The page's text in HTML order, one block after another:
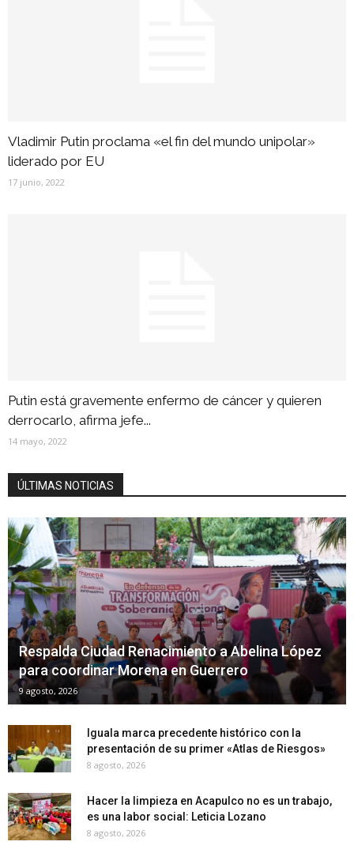
Vladimir Putin proclama «el fin del mundo unipolar»
liderado por EU
17 junio, 2022
Putin está gravemente enfermo de cáncer y quieren
derrocarlo, afirma jefe...
14 mayo, 2022
ÚLTIMAS NOTICIAS
Respalda Ciudad Renacimiento a Abelina López
para coordinar Morena en Guerrero
9 agosto, 2026
Iguala marca precedente histórico con la
presentación de su primer «Atlas de Riesgos»
8 agosto, 2026
Hacer la limpieza en Acapulco no es un trabajo,
es una labor social: Leticia Lozano
8 agosto, 2026